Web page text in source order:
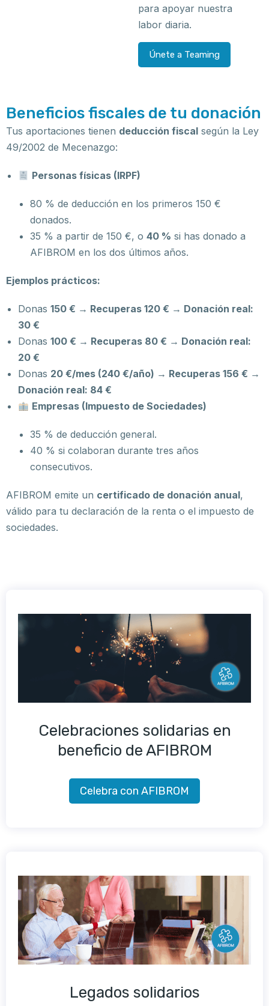
para apoyar nuestra
labor diaria.
Únete a Teaming
Beneficios fiscales de tu donación
Tus aportaciones tienen deducción fiscal según la Ley
49/2002 de Mecenazgo:
Personas físicas (IRPF)
80 % de deducción en los primeros 150 €
donados.
35 % a partir de 150 €, o 40 % si has donado a
AFIBROM en los dos últimos años.
Ejemplos prácticos:
Donas 150 € → Recuperas 120 € → Donación real:
30 €
Donas 100 € → Recuperas 80 € → Donación real:
20 €
Donas 20 €/mes (240 €/año) → Recuperas 156 € →
Donación real: 84 €
Empresas (Impuesto de Sociedades)
35 % de deducción general.
40 % si colaboran durante tres años
consecutivos.
AFIBROM emite un certificado de donación anual,
válido para tu declaración de la renta o el impuesto de
sociedades.
Celebraciones solidarias en
beneficio de AFIBROM
Celebra con AFIBROM
Legados solidarios